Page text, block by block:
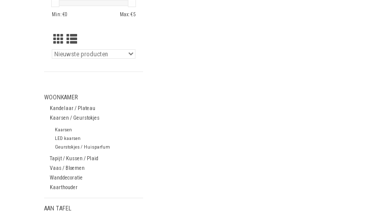
Min: €0 Max: €5
WOONKAMER
Kandelaar / Plateau
Kaarsen / Geurstokjes
Kaarsen
LED kaarsen
Geurstokjes / Huisparfum
Tapijt / Kussen / Plaid
Vaas / Bloemen
Wanddecoratie
Kaarthouder
AAN TAFEL